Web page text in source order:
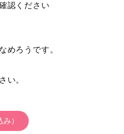
認ください
めろうです。
い。
）